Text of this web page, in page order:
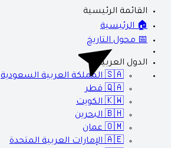
القائمة الرئيسية
🏠 الرئيسية
📅 محول التاريخ
الدول العربية
🇸🇦 المملكة العربية السعودية
🇶🇦 قطر
🇰🇼 الكويت
🇧🇭 البحرين
🇴🇲 عمان
🇦🇪 الإمارات العربية المتحدة